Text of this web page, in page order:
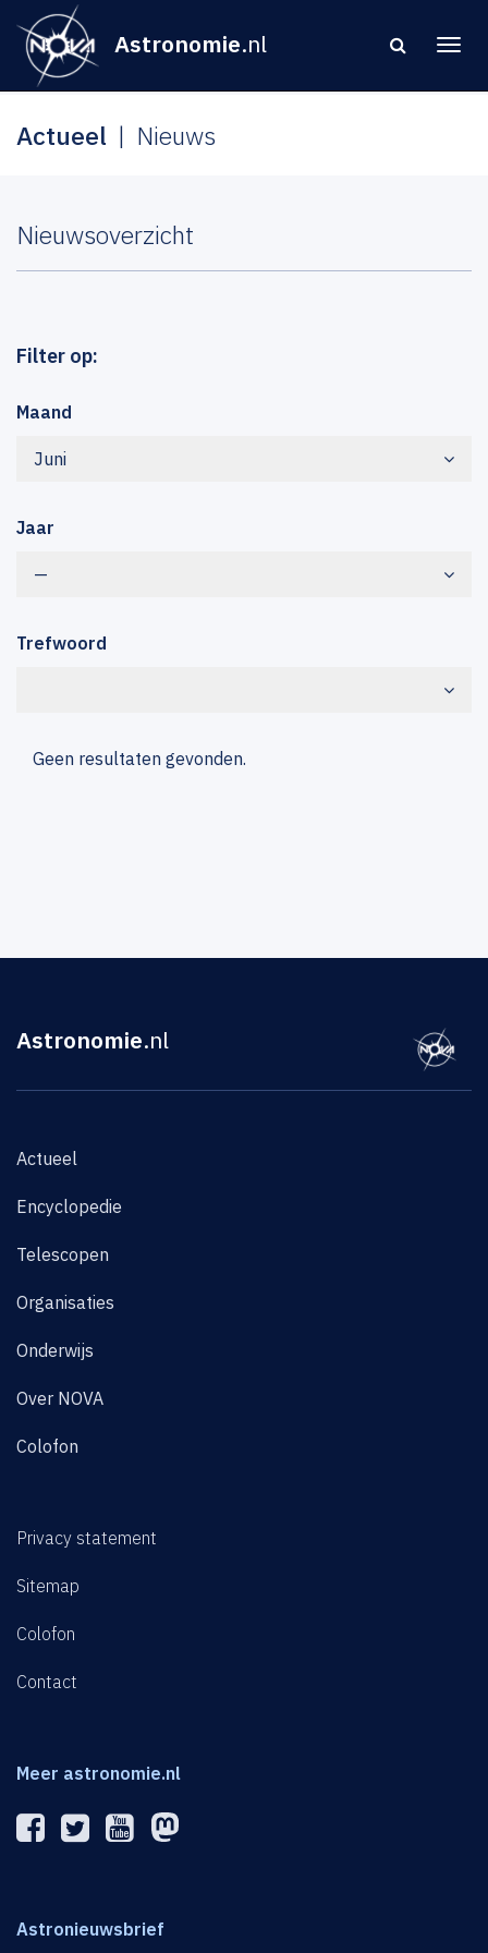
Astronomie.nl
Actueel Nieuws
Nieuwsoverzicht
Filter op:
Maand
Juni
Jaar
—
Trefwoord
Geen resultaten gevonden.
Astronomie.nl
Actueel
Encyclopedie
Telescopen
Organisaties
Onderwijs
Over NOVA
Colofon
Privacy statement
Sitemap
Colofon
Contact
Meer astronomie.nl
Astronieuwsbrief